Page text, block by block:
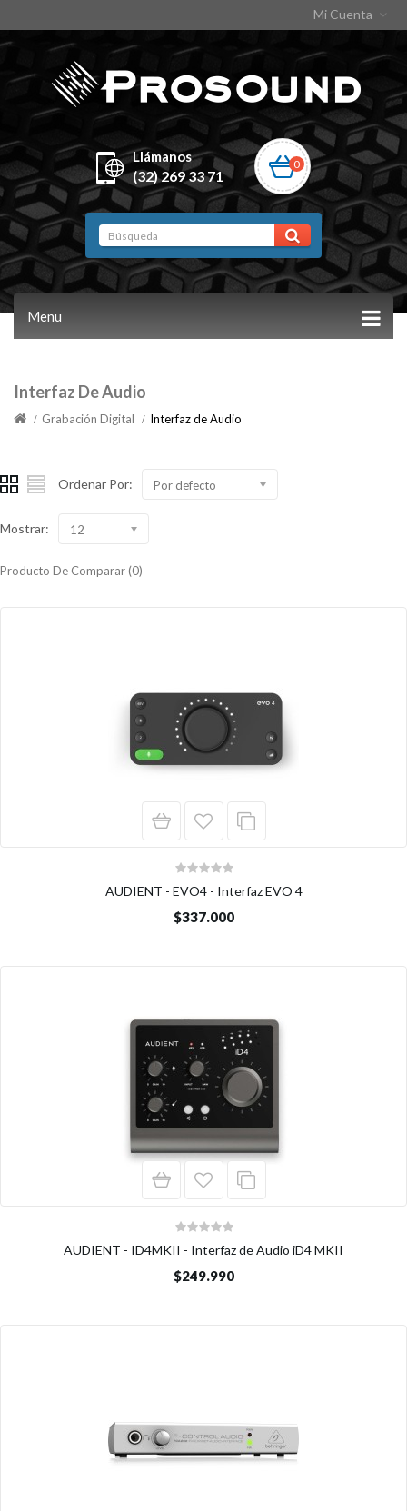
Mi Cuenta
Llámanos
(32) 269 33 71
0
Menu
Interfaz De Audio
Grabación Digital Interfaz de Audio
Ordenar Por: Por defecto
Mostrar: 12
Producto De Comparar (0)
AUDIENT - EVO4 - Interfaz EVO 4
$337.000
AUDIENT - ID4MKII - Interfaz de Audio iD4 MKII
$249.990